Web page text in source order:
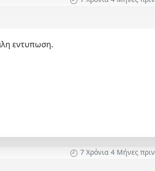
εντυπωση.
7 Χρόνια 4 Μήνες πριν